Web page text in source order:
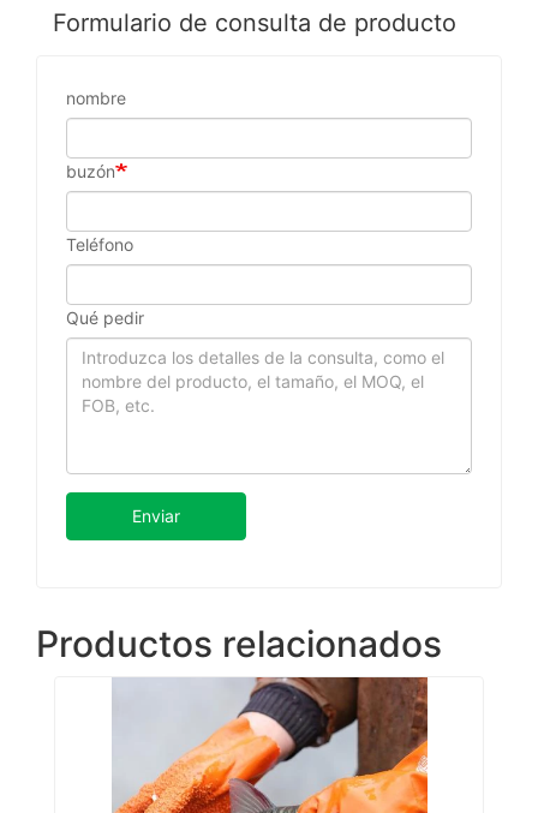
Formulario de consulta de producto
nombre
buzón
Teléfono
Qué pedir
Enviar
Productos relacionados